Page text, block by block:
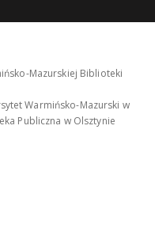
Mazurskiej Biblioteki
Warmińsko-Mazurski w
Publiczna w Olsztynie